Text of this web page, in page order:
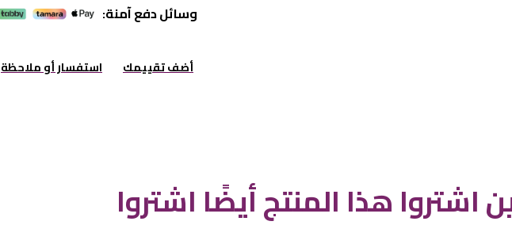
وسائل دفع آمنة:
أضف تقييمك استفسار أو ملاحظة
اشتروا هذا المنتج أيضًا اشتروا